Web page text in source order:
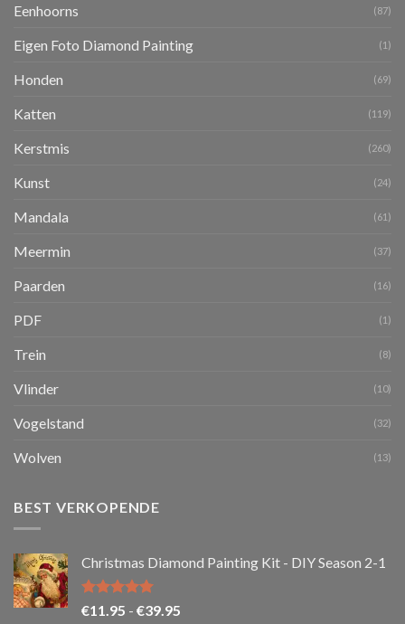
Eenhoorns (87)
Eigen Foto Diamond Painting (1)
Honden (69)
Katten (119)
Kerstmis (260)
Kunst (24)
Mandala (61)
Meermin (37)
Paarden (16)
PDF (1)
Trein (8)
Vlinder (10)
Vogelstand (32)
Wolven (13)
BEST VERKOPENDE
Christmas Diamond Painting Kit - DIY Season 2-1
Gewaardeerd
€11.95 - €39.95